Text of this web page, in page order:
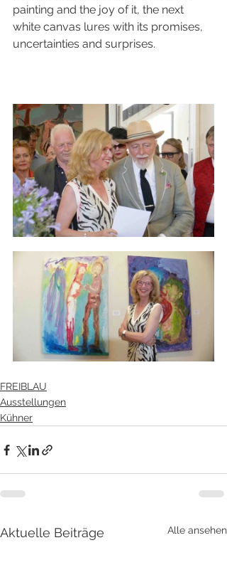
painting and the joy of it, the next
white canvas lures with its promises,
uncertainties and surprises.
FREIBLAU
Ausstellungen
Kühner
Aktuelle Beiträge Alle ansehen